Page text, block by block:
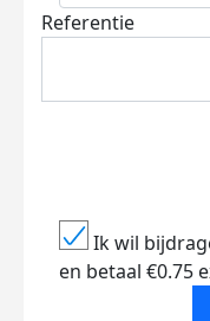
Referentie
Ik wil
en betaal €0.75